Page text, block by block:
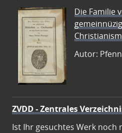
Die Familie
Christianism
Autor:
ZVDD - Zentrales
Ist Ihr gesuchtes Werk noch